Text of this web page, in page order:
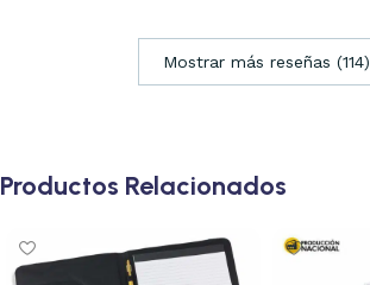
Mostrar más reseñas (114)
Productos Relacionados